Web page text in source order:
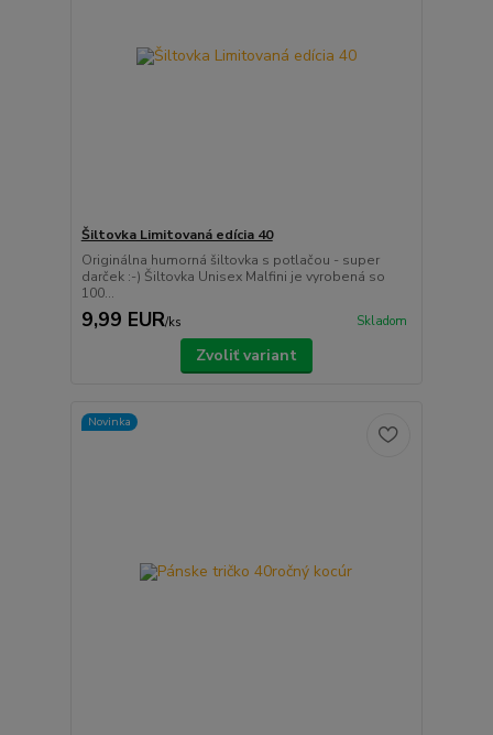
Šiltovka Limitovaná edícia 40
Originálna humorná šiltovka s potlačou - super
darček :-) Šiltovka Unisex Malfini je vyrobená so
100...
9,99 EUR/ks Skladom
Zvoliť variant
Novinka